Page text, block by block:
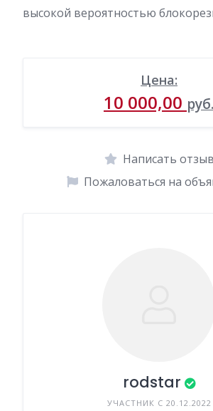
высокой вероятностью
Цена:
10 000,00 руб.
Написать отзыв
Пожаловаться на
rodstar
УЧАСТНИК С 20.12.2022